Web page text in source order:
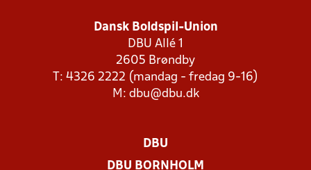
Dansk Boldspil-Union
DBU Allé 1
2605 Brøndby
T: 4326 2222 (mandag - fredag 9-16)
M: dbu@dbu.dk
DBU
DBU BORNHOLM